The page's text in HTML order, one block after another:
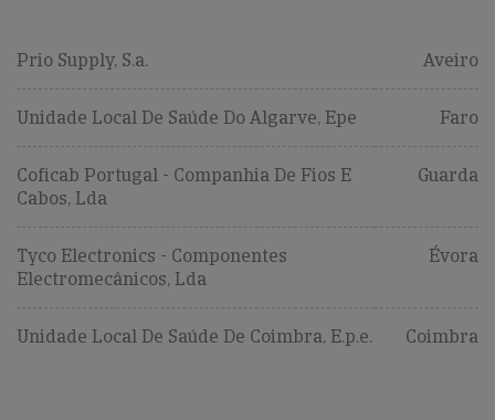
Prio Supply, S.a. Aveiro
Unidade Local De Saúde Do Algarve, Epe Faro
Coficab Portugal - Companhia De Fios E
Cabos, Lda
Guarda
Tyco Electronics - Componentes
Electromecânicos, Lda
Évora
Unidade Local De Saúde De Coimbra, E.p.e. Coimbra